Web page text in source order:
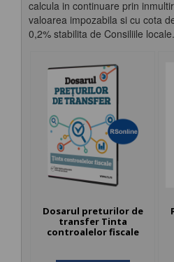
calcula in continuare prin
valoarea impozabila si cu cota
0,2% stabilita de Consiliile locale.
Dosarul preturilor de
transfer Tinta
controalelor fiscale